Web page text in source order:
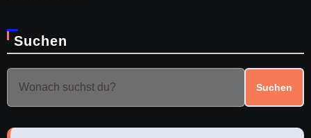
Suchen
Suchen